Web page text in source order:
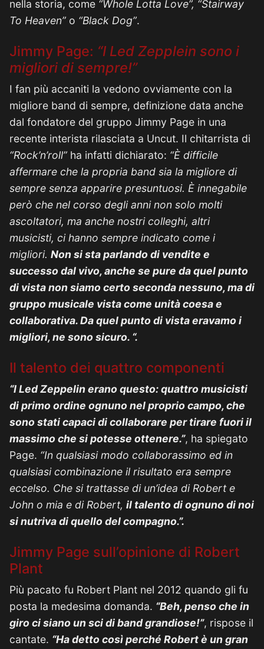
nella storia, come “Whole Lotta Love”, “Stairway
To Heaven” o “Black Dog”.
Jimmy Page: “I Led Zepplein sono i
migliori di sempre!”
I fan più accaniti la vedono ovviamente con la
migliore band di sempre, definizione data anche
dal fondatore del gruppo Jimmy Page in una
recente interista rilasciata a Uncut. Il chitarrista di
“Rock’n’roll” ha infatti dichiarato: “È difficile
affermare che la propria band sia la migliore di
sempre senza apparire presuntuosi. È innegabile
però che nel corso degli anni non solo molti
ascoltatori, ma anche nostri colleghi, altri
musicisti, ci hanno sempre indicato come i
migliori. Non si sta parlando di vendite e
successo dal vivo, anche se pure da quel punto
di vista non siamo certo seconda nessuno, ma di
gruppo musicale vista come unità coesa e
collaborativa. Da quel punto di vista eravamo i
migliori, ne sono sicuro. “.
Il talento dei quattro componenti
“I Led Zeppelin erano questo: quattro musicisti
di primo ordine ognuno nel proprio campo, che
sono stati capaci di collaborare per tirare fuori il
massimo che si potesse ottenere.”, ha spiegato
Page. “In qualsiasi modo collaborassimo ed in
qualsiasi combinazione il risultato era sempre
eccelso. Che si trattasse di un’idea di Robert e
John o mia e di Robert, il talento di ognuno di noi
si nutriva di quello del compagno.”.
Jimmy Page sull’opinione di Robert
Plant
Più pacato fu Robert Plant nel 2012 quando gli fu
posta la medesima domanda. “Beh, penso che in
giro ci siano un sci di band grandiose!”, rispose il
cantate. “Ha detto così perché Robert è un gran